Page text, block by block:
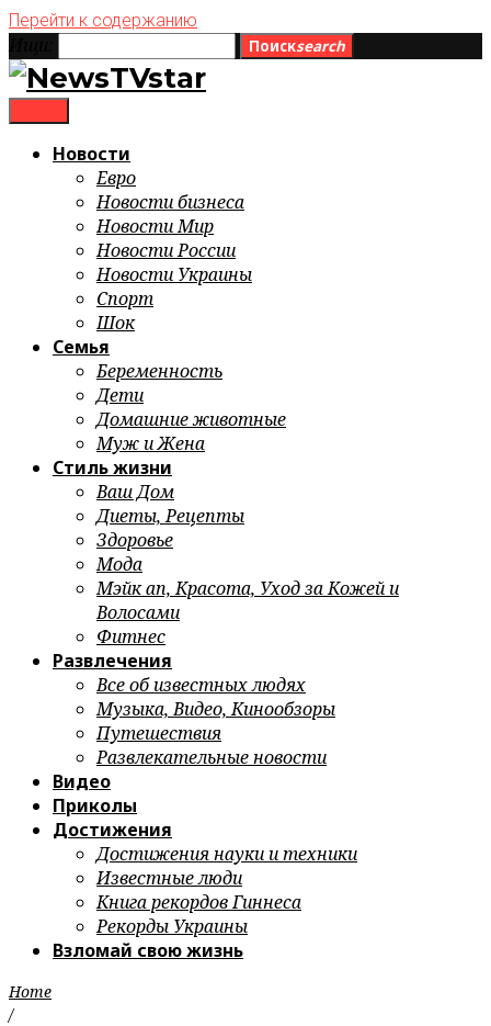
Перейти к содержанию
Поискsearch
Новости
Евро
Новости бизнеса
Новости Мир
Новости России
Новости Украины
Спорт
Шок
Семья
Беременность
Дети
Домашние животные
Муж и Жена
Стиль жизни
Ваш Дом
Диеты, Рецепты
Здоровье
Мода
Мэйк ап, Красота, Уход за Кожей и
Волосами
Фитнес
Развлечения
Все об известных людях
Музыка, Видео, Кинообзоры
Путешествия
Развлекательные новости
Видео
Приколы
Достижения
Достижения науки и техники
Известные люди
Книга рекордов Гиннеса
Рекорды Украины
Взломай свою жизнь
Home
/